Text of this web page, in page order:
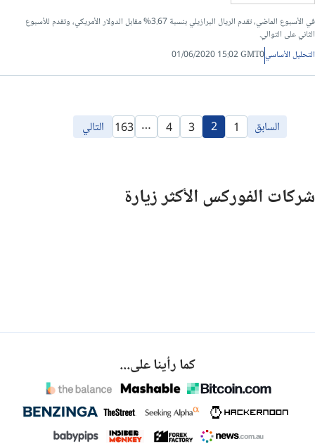
في الأسبوع الماضي، تقدم الريال البرازيلي بنسبة 3.67% مقابل الدولار الأمريكي، وتقدم للأسبوع
الثاني على التوالي.
التحليل الأساسي01/06/2020 15:02 GMT0
السابق 1
2
3
4
…
163 التالي
شركات الفوركس الأكثر زيارة
كما رأينا على...